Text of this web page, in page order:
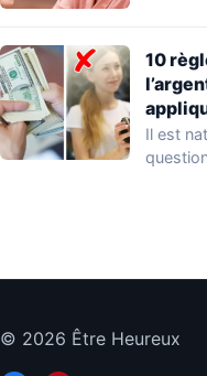
10
Il est
© 2026 Être Heureux